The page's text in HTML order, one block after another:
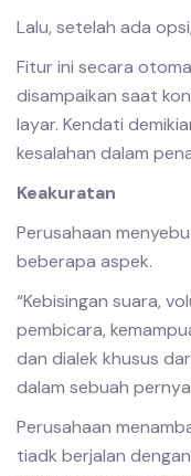
Lalu, setelah ada
Fitur ini secara
disampaikan saat
layar. Kendati
kesalahan dalam
Keakuratan
Perusahaan
beberapa aspek.
“Kebisingan suara,
pembicara,
dan dialek khusus
dalam sebuah
Perusahaan
tiadk berjalan